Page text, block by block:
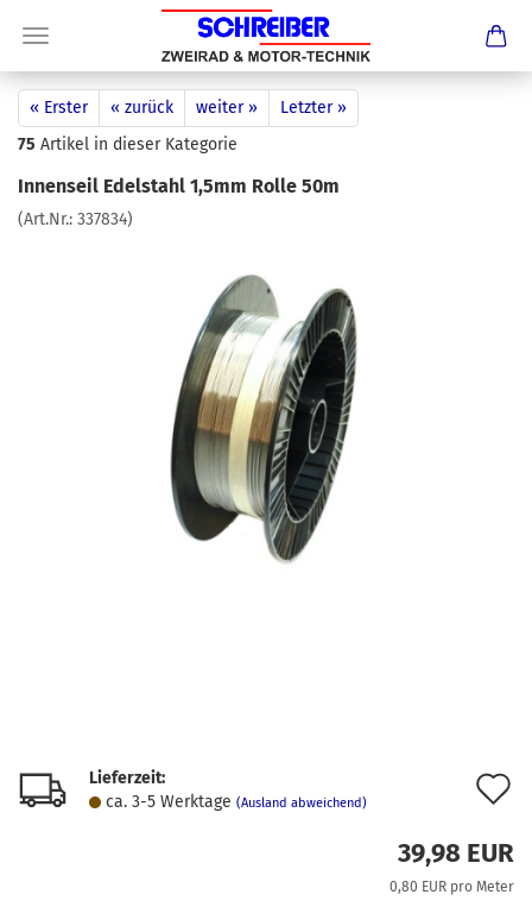
« Erster « zurück weiter »
Letzter »
75 Artikel in dieser Kategorie
Innenseil Edelstahl 1,5mm Rolle 50m
(Art.Nr.: 337834)
Lieferzeit:
ca. 3-5 Werktage (Ausland abweichend)
39,98 EUR
0,80 EUR pro Meter